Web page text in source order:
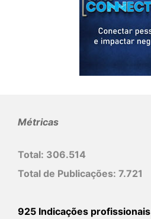
Métricas
Total: 306.514
Total de Publicações: 7.721
925 Indicações profissionais